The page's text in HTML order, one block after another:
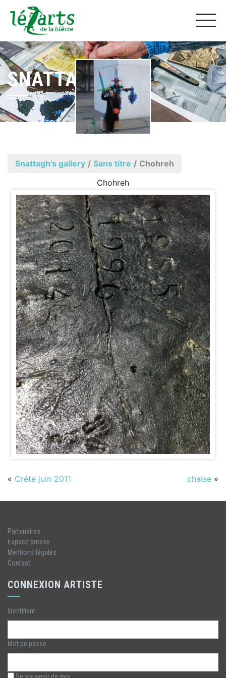
SNATTAGH
Snattagh's gallery / Sans titre / Chohreh
Chohreh
« Créte juin 2011 chaise »
Partenaires
Espace presse
Mentions légales
Contact
CONNEXION ARTISTE
Identifiant
Mot de passe